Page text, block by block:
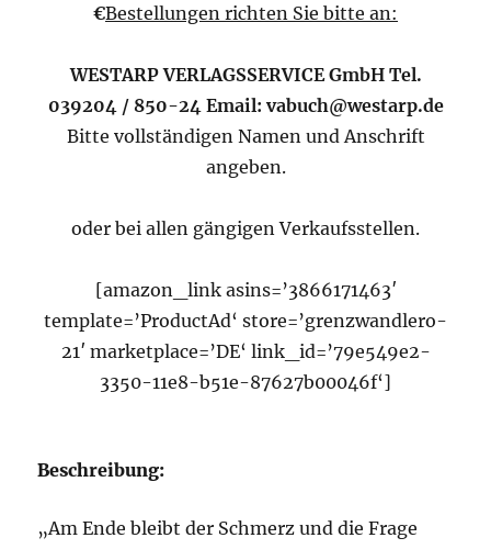
€Bestellungen richten Sie bitte an:
WESTARP VERLAGSSERVICE GmbH Tel.
039204 / 850-24 Email: vabuch@westarp.de
Bitte vollständigen Namen und Anschrift
angeben.
oder bei allen gängigen Verkaufsstellen.
[amazon_link asins=’3866171463′
template=’ProductAd‘ store=’grenzwandlero-
21′ marketplace=’DE‘ link_id=’79e549e2-
3350-11e8-b51e-87627b00046f‘]
Beschreibung:
„Am Ende bleibt der Schmerz und die Frage